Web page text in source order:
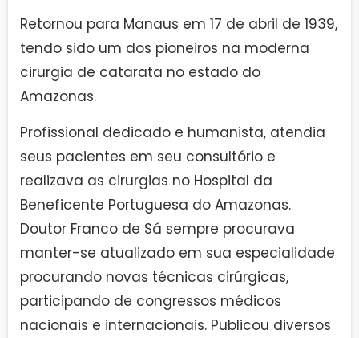
Retornou para Manaus em 17 de abril de 1939,
tendo sido um dos pioneiros na moderna
cirurgia de catarata no estado do
Amazonas.
Profissional dedicado e humanista, atendia
seus pacientes em seu consultório e
realizava as cirurgias no Hospital da
Beneficente Portuguesa do Amazonas.
Doutor Franco de Sá sempre procurava
manter-se atualizado em sua especialidade
procurando novas técnicas cirúrgicas,
participando de congressos médicos
nacionais e internacionais. Publicou diversos